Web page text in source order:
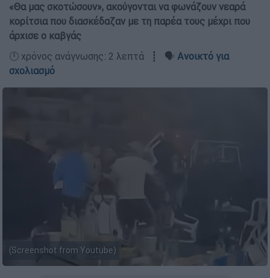
«Θα μας σκοτώσουν», ακούγονται να φωνάζουν νεαρά
κορίτσια που διασκέδαζαν με τη παρέα τους μέχρι που
άρχισε ο καβγάς
🕛 χρόνος ανάγνωσης: 2 λεπτά ┋ 🗣️ Ανοικτό για
σχολιασμό
(Screenshot from Youtube)